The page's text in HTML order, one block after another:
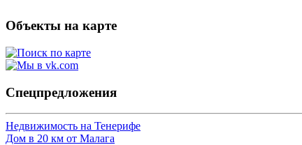
Объекты на карте
Спецпредложения
Недвижимость на Тенерифе
Дом в 20 км от Малага